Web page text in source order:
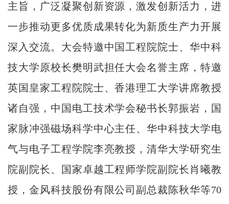
主旨，广泛凝聚创新资源，激发创新活力，进
一步推动更多优质成果转化为新质生产力开展
深入交流。大会特邀中国工程院院士、华中科
技大学原校长樊明武担任大会名誉主席，特邀
英国皇家工程院院士、香港理工大学讲席教授
诸自强，中国电工技术学会秘书长郭振岩，国
家脉冲强磁场科学中心主任、华中科技大学电
气与电子工程学院李亮教授，清华大学研究生
院副院长、国家卓越工程师学院副院长肖曦教
授，金风科技股份有限公司副总裁陈秋华等70